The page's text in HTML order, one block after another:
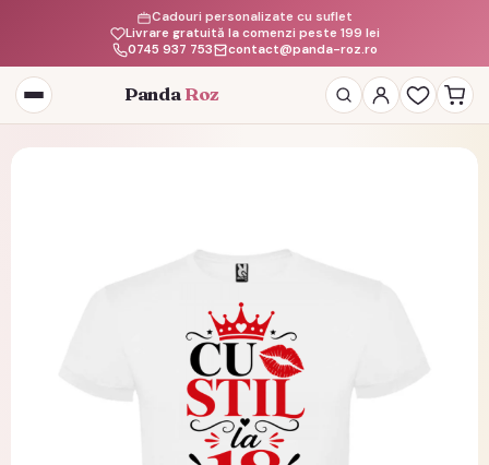
Livrare gratuită la comenzi peste 199 lei
Cadouri personalizate cu suflet
0745 937 753
contact@panda-roz.ro
Deschide
meniul
Panda Roz